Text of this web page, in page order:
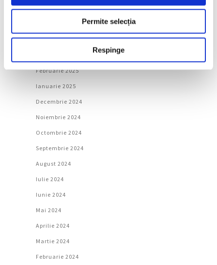
Permite selecția
Respinge
Iunie 2025
Aprilie 2025
Februarie 2025
Ianuarie 2025
Decembrie 2024
Noiembrie 2024
Octombrie 2024
Septembrie 2024
August 2024
Iulie 2024
Iunie 2024
Mai 2024
Aprilie 2024
Martie 2024
Februarie 2024